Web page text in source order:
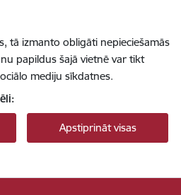
tā izmanto obligāti nepieciešamās
papildus šajā vietnē var tikt
mediju sīkdatnes.
Apstiprināt visas